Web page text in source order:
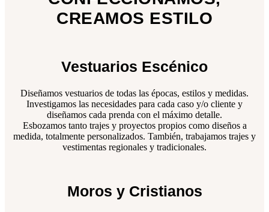
CREAMOS ESTILO
Vestuarios Escénico
Diseñamos vestuarios de todas las épocas, estilos y medidas.
Investigamos las necesidades para cada caso y/o cliente y
diseñamos cada prenda con el máximo detalle.
Esbozamos tanto trajes y proyectos propios como diseños a
medida, totalmente personalizados. También, trabajamos trajes y
vestimentas regionales y tradicionales.
Moros y Cristianos